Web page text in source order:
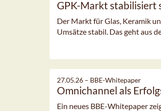
GPK-Markt stabilisiert
Der Markt für Glas, Keramik
Umsätze stabil. Das geht aus
27.05.26 – BBE-Whitepaper
Omnichannel als
Ein neues BBE-Whitepaper